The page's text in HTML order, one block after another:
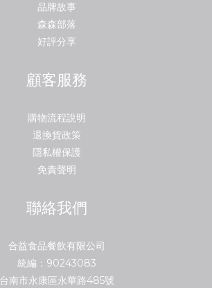
品牌故事
森森部落
好評分享
顧客服務
購物流程說明
退換貨政策
隱私權保護
免責聲明
聯絡我們
合益食品餐飲有限公司
統編：90243083
台南市永康區永華路485號